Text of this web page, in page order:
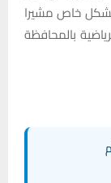
خاص مشيرا
بالمحافظة